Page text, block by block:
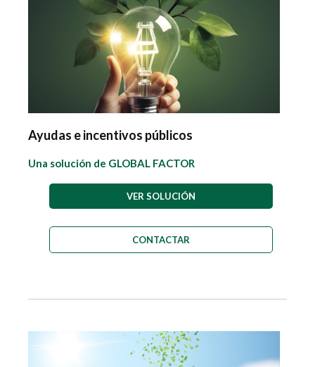
Ayudas e incentivos públicos
Una solución de GLOBAL FACTOR
VER SOLUCIÓN
CONTACTAR